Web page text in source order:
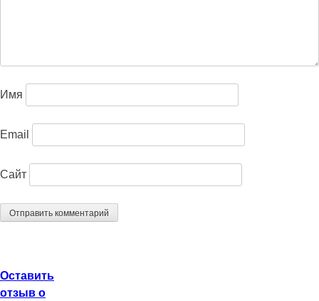
Имя
Email
Сайт
Оставить
отзыв о